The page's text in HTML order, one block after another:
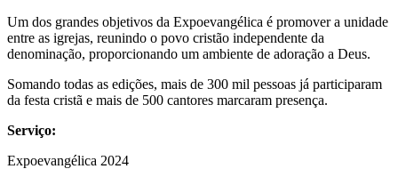
Um dos grandes objetivos da Expoevangélica é promover a unidade
entre as igrejas, reunindo o povo cristão independente da
denominação, proporcionando um ambiente de adoração a Deus.
Somando todas as edições, mais de 300 mil pessoas já participaram
da festa cristã e mais de 500 cantores marcaram presença.
Serviço:
Expoevangélica 2024